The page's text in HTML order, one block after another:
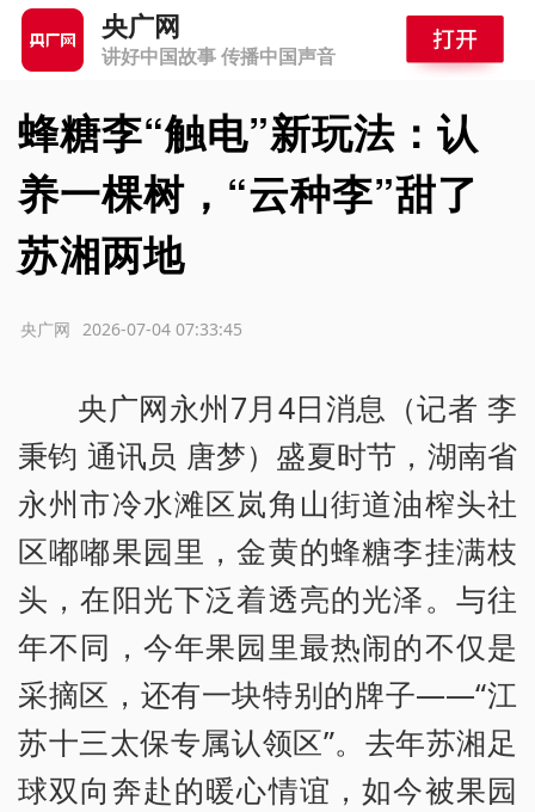
央广网
讲好中国故事 传播中国声音
蜂糖李“触电”新玩法：认
养一棵树，“云种李”甜了
苏湘两地
2026-07-04 07:33:45
央广网
央广网永州7月4日消息（记者 李
秉钧 通讯员 唐梦）盛夏时节，湖南省
永州市冷水滩区岚角山街道油榨头社
区嘟嘟果园里，金黄的蜂糖李挂满枝
头，在阳光下泛着透亮的光泽。与往
年不同，今年果园里最热闹的不仅是
采摘区，还有一块特别的牌子——“江
苏十三太保专属认领区”。去年苏湘足
球双向奔赴的暖心情谊，如今被果园